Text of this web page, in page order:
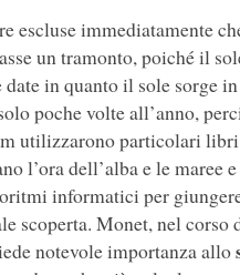
escluse immediatamente
un tramonto, poiché il
date in quanto il sole sorge
poche volte all’anno,
utilizzarono particolari
l’ora dell’alba e le maree
informatici per
scoperta. Monet, nel corso
notevole importanza allo